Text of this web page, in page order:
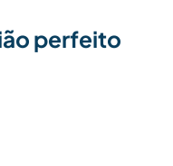
perfeito